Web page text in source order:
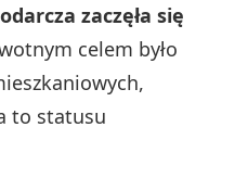
zaczęła się
celem było
to statusu